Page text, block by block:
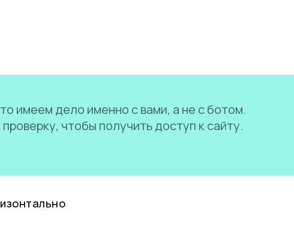
имеем дело именно с вами, а не с ботом.
чтобы получить доступ к сайту.